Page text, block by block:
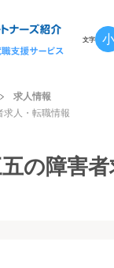
文字 小
求人情報
求人・転職情報
の障害